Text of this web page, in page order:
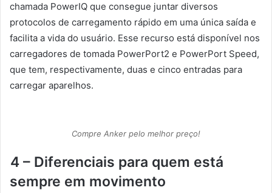
chamada PowerIQ que consegue juntar diversos
protocolos de carregamento rápido em uma única saída e
facilita a vida do usuário. Esse recurso está disponível nos
carregadores de tomada PowerPort2 e PowerPort Speed,
que tem, respectivamente, duas e cinco entradas para
carregar aparelhos.
Compre Anker pelo melhor preço!
4 – Diferenciais para quem está
sempre em movimento